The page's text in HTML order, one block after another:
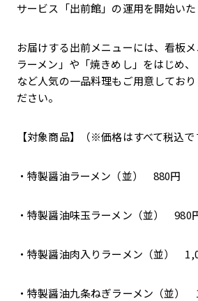
サービス「出前館」の運用を開始いた
お届けする出前メニューには、看板
ラーメン」や「焼きめし」をはじめ、
など人気の一品料理もご用意してお
ださい。
【対象商品】（※価格はすべて税込で
・特製醤油ラーメン（並） 880円
・特製醤油味玉ラーメン（並） 980
・特製醤油肉入りラーメン（並）
・特製醤油九条ねぎラーメン（並）